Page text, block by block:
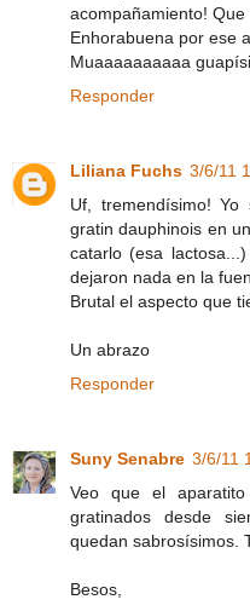
acompañamiento! Que
Enhorabuena por ese
Muaaaaaaaaaa
Responder
Liliana Fuchs 3/6/11
Uf, tremendísimo!
gratin dauphinois en
catarlo (esa
dejaron nada en la
Brutal el aspecto que
Un abrazo
Responder
Suny Senabre 3/6/11
Veo que el
gratinados desde
quedan sabrosísimos.
Besos,